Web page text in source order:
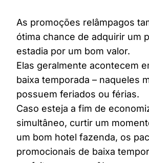
As promoções relâmpagos
ótima chance de adquirir um
estadia por um bom valor.
Elas geralmente acontecem
baixa temporada – naqueles
possuem feriados ou férias.
Caso esteja a fim de
simultâneo, curtir um
um bom hotel fazenda, os
promocionais de baixa